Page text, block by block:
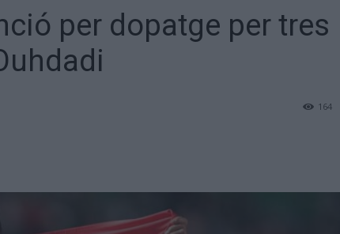
per dopatge per tres
164